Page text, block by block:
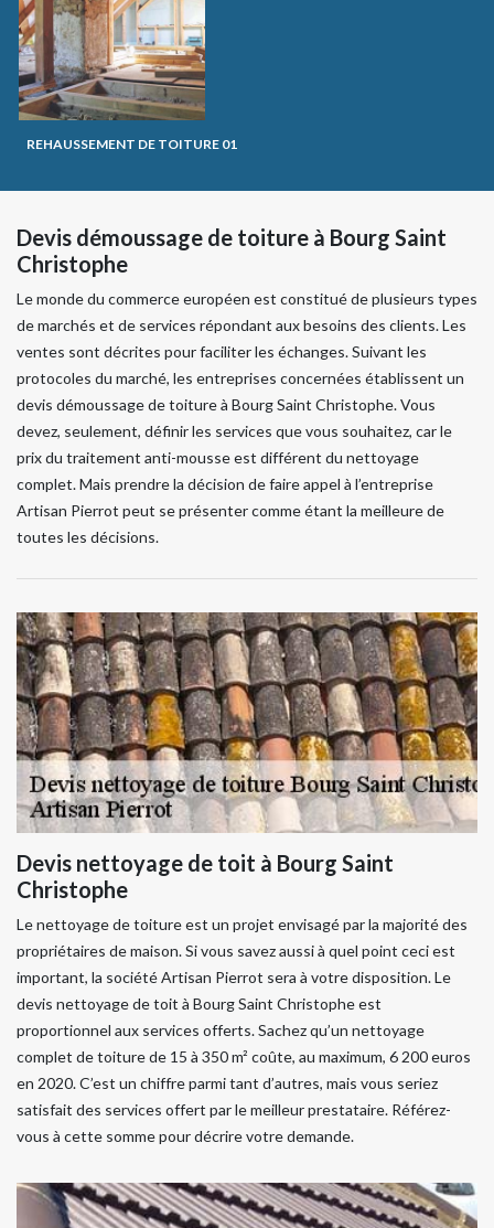
REHAUSSEMENT DE TOITURE 01
Devis démoussage de toiture à Bourg Saint
Christophe
Le monde du commerce européen est constitué de plusieurs types
de marchés et de services répondant aux besoins des clients. Les
ventes sont décrites pour faciliter les échanges. Suivant les
protocoles du marché, les entreprises concernées établissent un
devis démoussage de toiture à Bourg Saint Christophe. Vous
devez, seulement, définir les services que vous souhaitez, car le
prix du traitement anti-mousse est différent du nettoyage
complet. Mais prendre la décision de faire appel à l’entreprise
Artisan Pierrot peut se présenter comme étant la meilleure de
toutes les décisions.
Devis nettoyage de toit à Bourg Saint
Christophe
Le nettoyage de toiture est un projet envisagé par la majorité des
propriétaires de maison. Si vous savez aussi à quel point ceci est
important, la société Artisan Pierrot sera à votre disposition. Le
devis nettoyage de toit à Bourg Saint Christophe est
proportionnel aux services offerts. Sachez qu’un nettoyage
complet de toiture de 15 à 350 m² coûte, au maximum, 6 200 euros
en 2020. C’est un chiffre parmi tant d’autres, mais vous seriez
satisfait des services offert par le meilleur prestataire. Référez-
vous à cette somme pour décrire votre demande.